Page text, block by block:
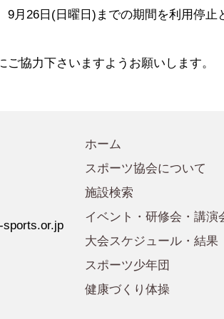
●事業計画
●事務局へのアクセス
月26日(日曜日)までの期間を利用停
協力下さいますようお願いします。
sports.or.jp
ホーム
スポーツ協会について
施設検索
イベント・研修会・講演
大会スケジュール・結果
スポーツ少年団
健康づくり体操